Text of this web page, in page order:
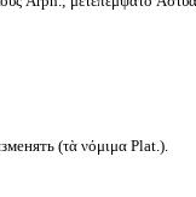
(τὰ νόμιμα Plat.).